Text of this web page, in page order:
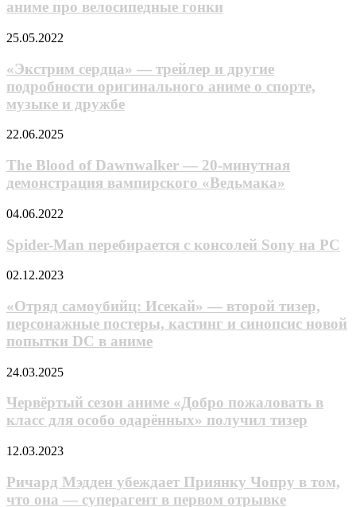
напрокат»
анонс
аниме
велосипедные
гонки
аниме про велосипедные гонки
«Экстрим
—
трейлер
и
другие
оригинального
о
спорте,
музыке
и
25.05.2022
«Экстрим сердца» — трейлер и другие
подробности оригинального аниме о спорте,
музыке и дружбе
The
of
Dawnwalker
—
минутная
вампирского
22.06.2025
The Blood of Dawnwalker — 20-минутная
демонстрация вампирского «Ведьмака»
Spider-
перебирается
с
консолей
на
PC
04.06.2022
Spider-Man перебирается с консолей Sony на PC
«Oтpяд
Иceкaй»
—
второй
тизер,
постеры,
и
синопсис
попытки
в
аниме
02.12.2023
«Oтpяд caмoyбийц: Иceкaй» — второй тизер,
персонажные постеры, кастинг и синопсис новой
попытки DC в аниме
Червёртый
аниме
«Добро
пожаловать
класс
особо
одарённых»
24.03.2025
Червёртый сезон аниме «Добро пожаловать в
класс для особо одарённых» получил тизер
Ричард
убеждает
Приянку
12.03.2023
Ричард Мэдден убеждает Приянку Чопру в том,
что она — суперагент в первом отрывке